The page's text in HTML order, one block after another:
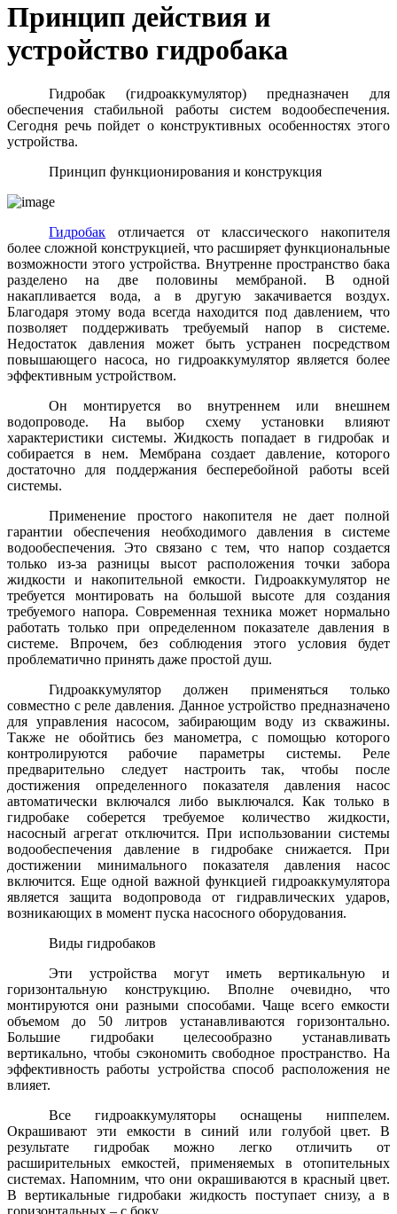
Принцип действия и
устройство гидробака
Гидробак (гидроаккумулятор) предназначен для
обеспечения стабильной работы систем водообеспечения.
Сегодня речь пойдет о конструктивных особенностях этого
устройства.
Принцип функционирования и конструкция
Гидробак отличается от классического накопителя
более сложной конструкцией, что расширяет функциональные
возможности этого устройства. Внутренне пространство бака
разделено на две половины мембраной. В одной
накапливается вода, а в другую закачивается воздух.
Благодаря этому вода всегда находится под давлением, что
позволяет поддерживать требуемый напор в системе.
Недостаток давления может быть устранен посредством
повышающего насоса, но гидроаккумулятор является более
эффективным устройством.
Он монтируется во внутреннем или внешнем
водопроводе. На выбор схему установки влияют
характеристики системы. Жидкость попадает в гидробак и
собирается в нем. Мембрана создает давление, которого
достаточно для поддержания бесперебойной работы всей
системы.
Применение простого накопителя не дает полной
гарантии обеспечения необходимого давления в системе
водообеспечения. Это связано с тем, что напор создается
только из-за разницы высот расположения точки забора
жидкости и накопительной емкости. Гидроаккумулятор не
требуется монтировать на большой высоте для создания
требуемого напора. Современная техника может нормально
работать только при определенном показателе давления в
системе. Впрочем, без соблюдения этого условия будет
проблематично принять даже простой душ.
Гидроаккумулятор должен применяться только
совместно с реле давления. Данное устройство предназначено
для управления насосом, забирающим воду из скважины.
Также не обойтись без манометра, с помощью которого
контролируются рабочие параметры системы. Реле
предварительно следует настроить так, чтобы после
достижения определенного показателя давления насос
автоматически включался либо выключался. Как только в
гидробаке соберется требуемое количество жидкости,
насосный агрегат отключится. При использовании системы
водообеспечения давление в гидробаке снижается. При
достижении минимального показателя давления насос
включится. Еще одной важной функцией гидроаккумулятора
является защита водопровода от гидравлических ударов,
возникающих в момент пуска насосного оборудования.
Виды гидробаков
Эти устройства могут иметь вертикальную и
горизонтальную конструкцию. Вполне очевидно, что
монтируются они разными способами. Чаще всего емкости
объемом до 50 литров устанавливаются горизонтально.
Большие гидробаки целесообразно устанавливать
вертикально, чтобы сэкономить свободное пространство. На
эффективность работы устройства способ расположения не
влияет.
Все гидроаккумуляторы оснащены ниппелем.
Окрашивают эти емкости в синий или голубой цвет. В
результате гидробак можно легко отличить от
расширительных емкостей, применяемых в отопительных
системах. Напомним, что они окрашиваются в красный цвет.
В вертикальные гидробаки жидкость поступает снизу, а в
горизонтальных – с боку.